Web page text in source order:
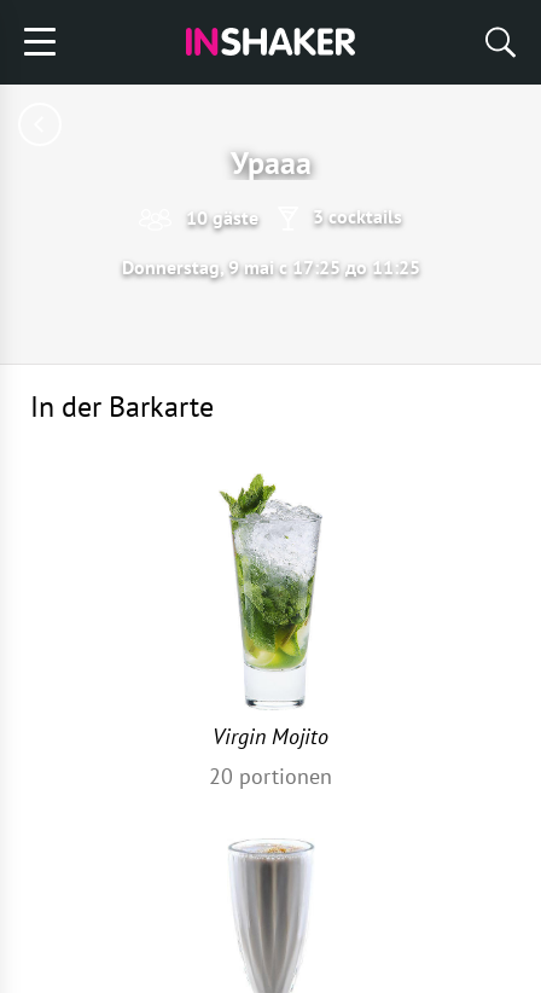
Урааа
10 gäste 3 cocktails
Donnerstag, 9 mai с 17:25 до 11:25
In der Barkarte
Virgin Mojito
20 portionen